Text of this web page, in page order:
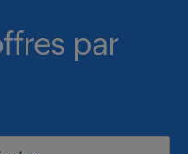
par